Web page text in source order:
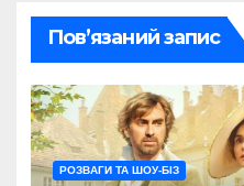
Пов’язаний запис
РОЗВАГИ ТА ШОУ-БІЗ